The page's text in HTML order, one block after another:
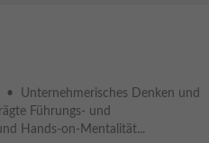
• Unternehmerisches Denken und
Führungs- und
Hands-on-Mentalität...